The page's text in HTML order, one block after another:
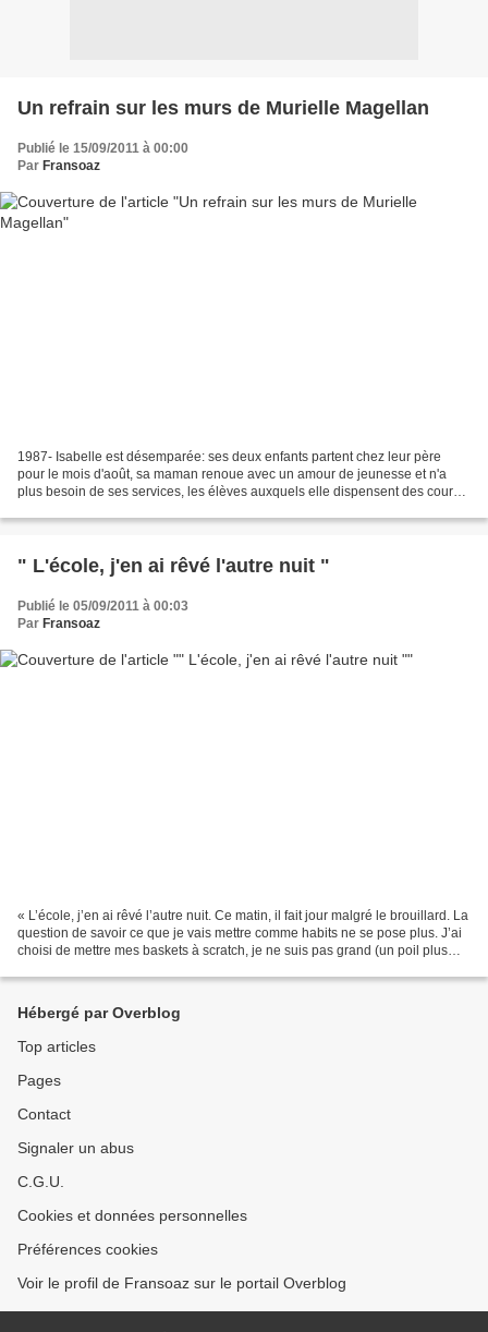
Un refrain sur les murs de Murielle Magellan
Publié le 15/09/2011 à 00:00
Par Fransoaz
1987- Isabelle est désemparée: ses deux enfants partent chez leur père
pour le mois d'août, sa maman renoue avec un amour de jeunesse et n'a
plus besoin de ses services, les élèves auxquels elle dispensent des cours
" L'école, j'en ai rêvé l'autre nuit "
Publié le 05/09/2011 à 00:03
Par Fransoaz
« L’école, j’en ai rêvé l’autre nuit. Ce matin, il fait jour malgré le brouillard. La
question de savoir ce que je vais mettre comme habits ne se pose plus. J’ai
choisi de mettre mes baskets à scratch, je ne suis pas grand (un poil plus
Hébergé par Overblog
Top articles
Pages
Contact
Signaler un abus
C.G.U.
Cookies et données personnelles
Préférences cookies
Voir le profil de Fransoaz sur le portail Overblog